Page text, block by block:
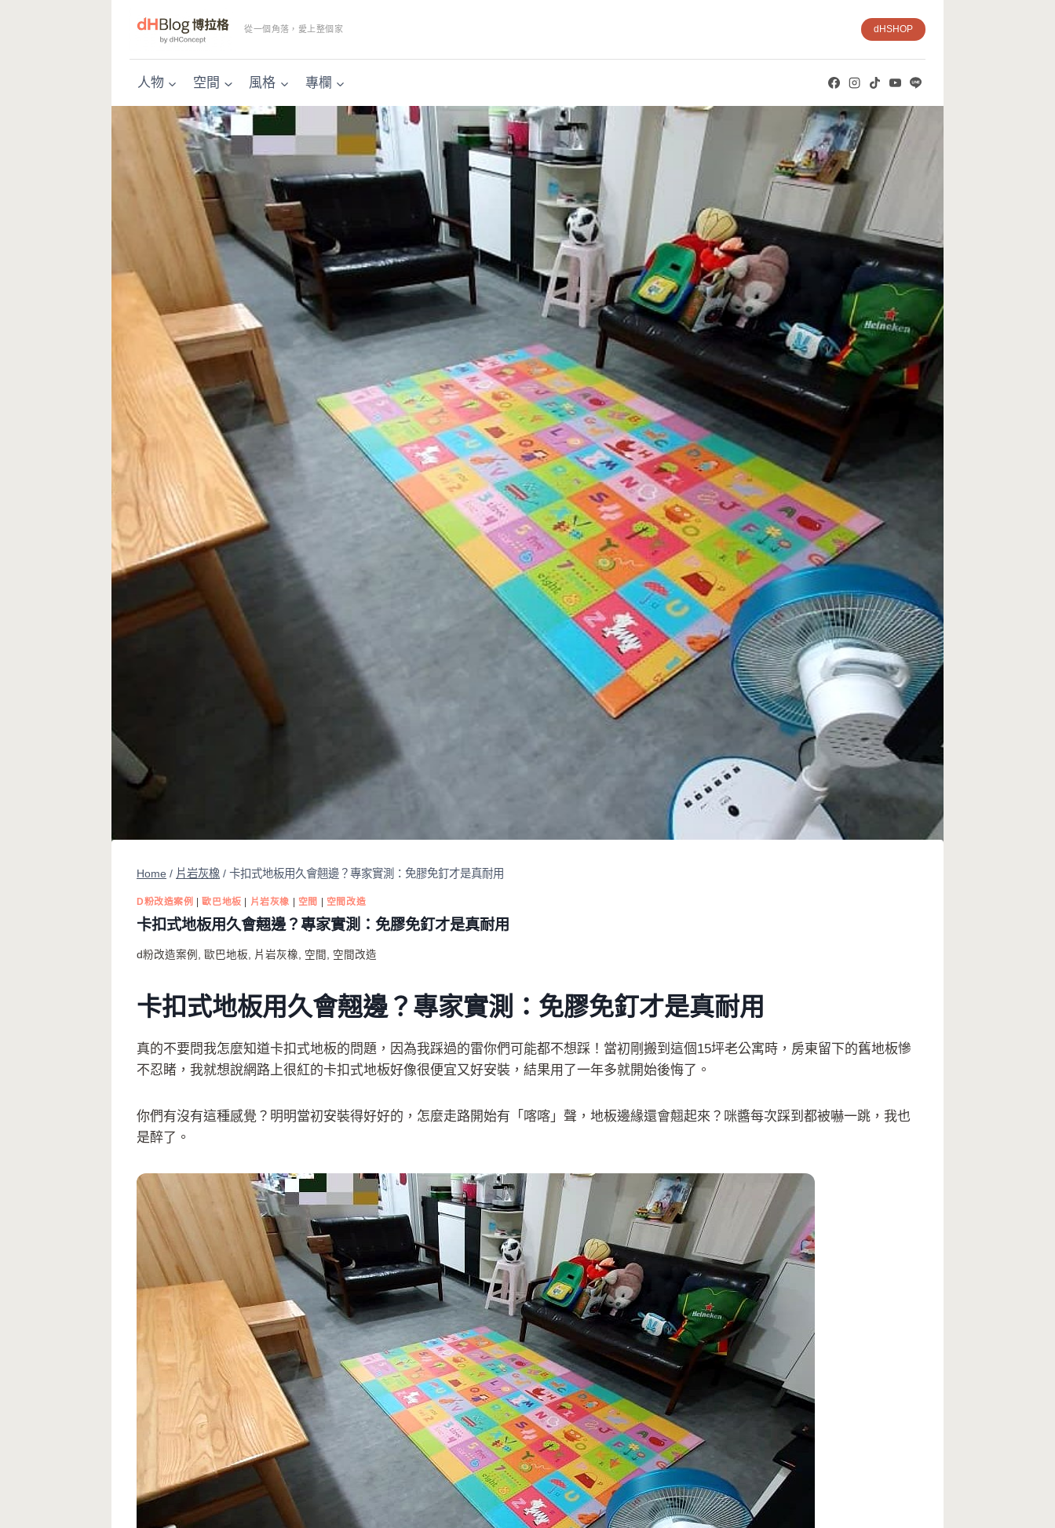
從一個角落，愛上整個家 dHSHOP
人物 空間 風格 專欄
Home / 片岩灰橡 / 卡扣式地板用久會翹邊？專家實測：免膠免釘才是真耐用
D粉改造案例 |歐巴地板 | 片岩灰橡 | 空間 | 空間改造
卡扣式地板用久會翹邊？專家實測：免膠免釘才是真耐用
d粉改造案例 , 歐巴地板, 片岩灰橡, 空間 , 空間改造
卡扣式地板用久會翹邊？專家實測：免膠免釘才是真耐用
真的不要問我怎麼知道卡扣式地板的問題，因為我踩過的雷你們可能都不想踩！當初剛搬到這個15坪老公寓時，房東留下的舊地板慘
不忍睹，我就想說網路上很紅的卡扣式地板好像很便宜又好安裝，結果用了一年多就開始後悔了。
你們有沒有這種感覺？明明當初安裝得好好的，怎麼走路開始有「喀喀」聲，地板邊緣還會翹起來？咪醬每次踩到都被嚇一跳，我也
是醉了。